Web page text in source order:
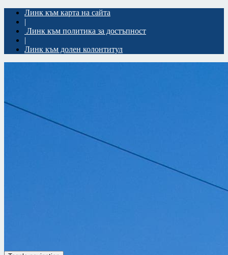
Линк към карта на сайта
|
Линк към политика за достъпност
|
Линк към долен колонтитул